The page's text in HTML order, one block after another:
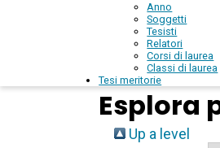
Anno
Soggetti
Tesisti
Relatori
Corsi di laurea
Classi di laurea
Tesi meritorie
Esplora
Up a level